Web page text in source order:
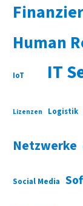
Human
IoT IT
Lizenzen Logistik
Netzwerke
Social Media